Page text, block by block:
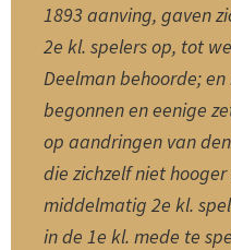
1893 aanving, gaven
2e kl. spelers op, tot
Deelman behoorde;
begonnen en eenige
op aandringen van
die zichzelf niet
middelmatig 2e kl.
in de 1e kl. mede te